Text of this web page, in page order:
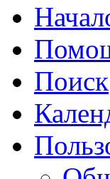
Поиск